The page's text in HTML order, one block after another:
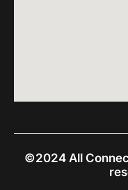
©2024 All